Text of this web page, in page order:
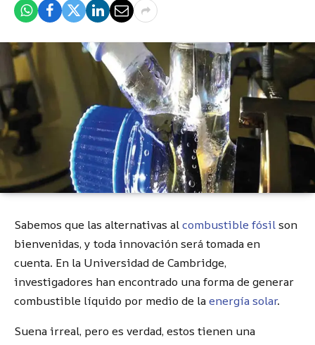
Sabemos que las alternativas alcombustible fósilson
bienvenidas, y toda innovación será tomada en
cuenta. En la Universidad de Cambridge,
investigadores han encontrado una forma de generar
combustible líquido por medio de laenergía solar.
Suena irreal, pero es verdad, estos tienen una